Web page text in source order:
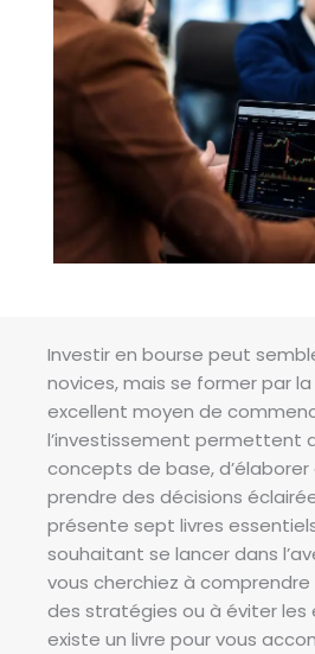
Investir en bourse peut
novices, mais se former par
excellent moyen de
l’investissement permettent
concepts de base,
prendre des décisions
présente sept livres
souhaitant se lancer dans
vous cherchiez à
des stratégies ou à éviter les
existe un livre pour vous